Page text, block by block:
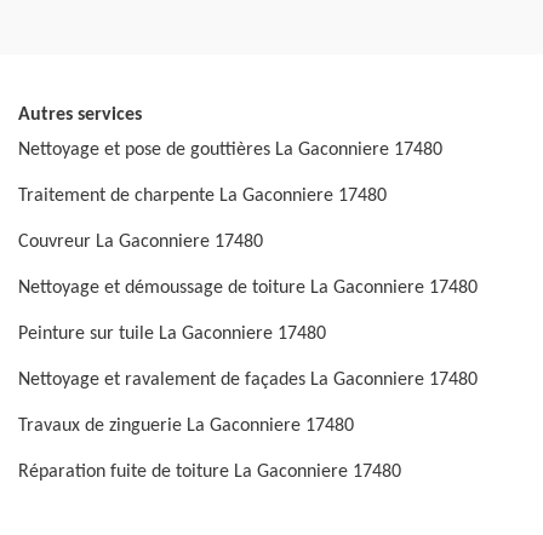
Autres services
Nettoyage et pose de gouttières La Gaconniere 17480
Traitement de charpente La Gaconniere 17480
Couvreur La Gaconniere 17480
Nettoyage et démoussage de toiture La Gaconniere 17480
Peinture sur tuile La Gaconniere 17480
Nettoyage et ravalement de façades La Gaconniere 17480
Travaux de zinguerie La Gaconniere 17480
Réparation fuite de toiture La Gaconniere 17480